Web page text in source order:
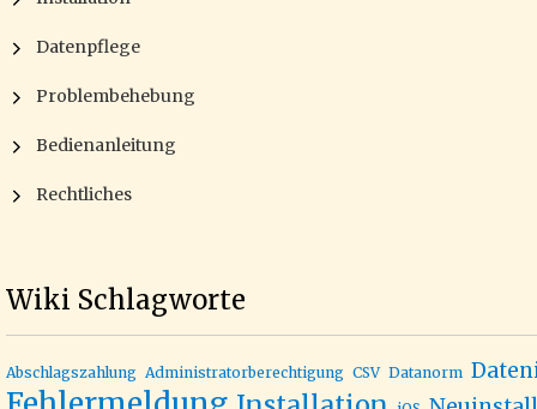
Datenpflege
Problembehebung
Bedienanleitung
Rechtliches
Wiki Schlagworte
Abschlagszahlung Administratorberechtigung CSV Datanorm